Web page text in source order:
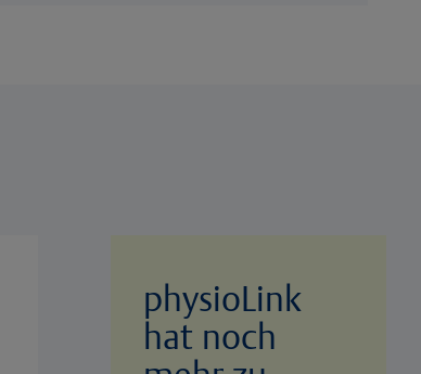
physioLink
hat noch